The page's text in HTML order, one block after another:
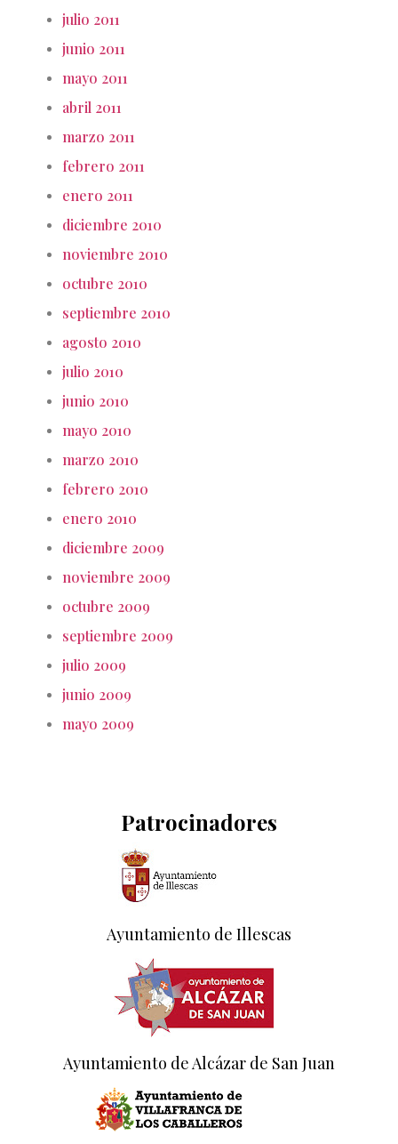
julio 2011
junio 2011
mayo 2011
abril 2011
marzo 2011
febrero 2011
enero 2011
diciembre 2010
noviembre 2010
octubre 2010
septiembre 2010
agosto 2010
julio 2010
junio 2010
mayo 2010
marzo 2010
febrero 2010
enero 2010
diciembre 2009
noviembre 2009
octubre 2009
septiembre 2009
julio 2009
junio 2009
mayo 2009
Patrocinadores
Ayuntamiento de Illescas
Ayuntamiento de Alcázar de San Juan